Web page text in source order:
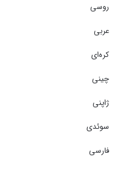
روسی
عربی
کره‌ای
چینی
ژاپنی
سوئدی
فارسی